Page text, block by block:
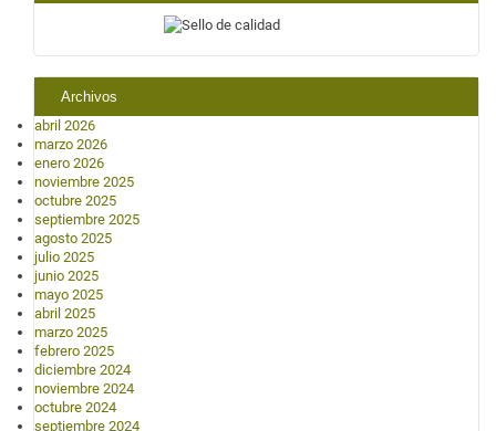
Archivos
abril 2026
marzo 2026
enero 2026
noviembre 2025
octubre 2025
septiembre 2025
agosto 2025
julio 2025
junio 2025
mayo 2025
abril 2025
marzo 2025
febrero 2025
diciembre 2024
noviembre 2024
octubre 2024
septiembre 2024